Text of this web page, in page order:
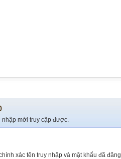
nhập mới truy cập được.
xác tên truy nhập và mật khẩu đã đăng